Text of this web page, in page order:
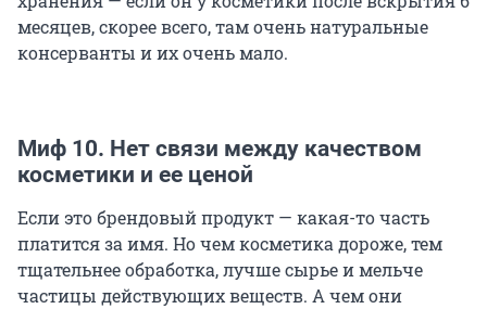
месяцев, скорее всего, там очень натуральные
консерванты и их очень мало.
Миф 10. Нет связи между качеством
косметики и ее ценой
Если это брендовый продукт — какая-то часть
платится за имя. Но чем косметика дороже, тем
тщательнее обработка, лучше сырье и мельче
частицы действующих веществ. А чем они